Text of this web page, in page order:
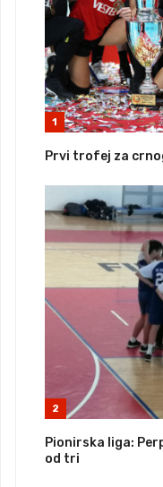
1
Prvi trofej za
2
Pionirska liga:
od tri